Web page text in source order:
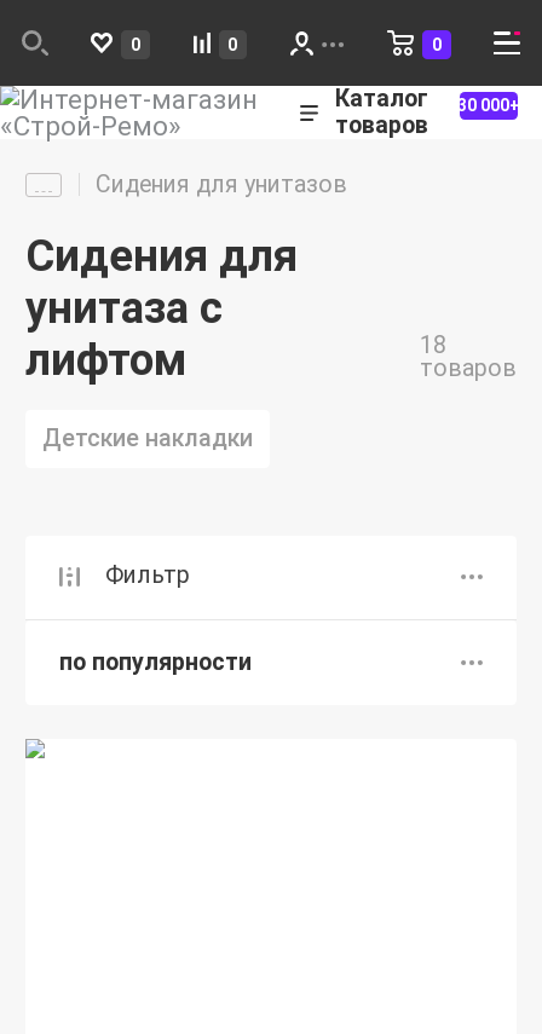
0 0 0
Каталог
товаров
30 000+
Сидения для унитазов
Сидения для
унитаза с
лифтом
18
товаров
Детские накладки
Фильтр
по популярности